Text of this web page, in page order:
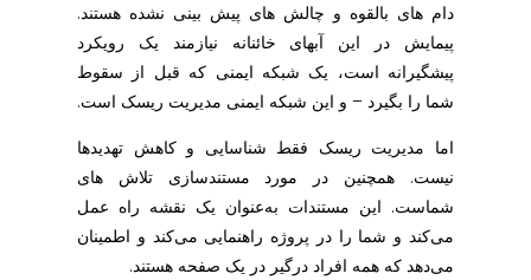
دام های بالقوه و چالش های پیش بینی نشده هستند.
پیمایش در این آبهای خائنانه نیازمند یک رویکرد
پیشگیرانه است، یک شبکه ایمنی که قبل از سقوط
شما را بگیرد – و این شبکه ایمنی مدیریت ریسک است.
اما مدیریت ریسک فقط شناسایی و کاهش تهدیدها
نیست. همچنین در مورد مستندسازی تلاش های
شماست. این مستندات به‌عنوان یک نقشه راه عمل
می‌کند و شما را در پروژه راهنمایی می‌کند و اطمینان
می‌دهد که همه افراد درگیر در یک صفحه هستند.